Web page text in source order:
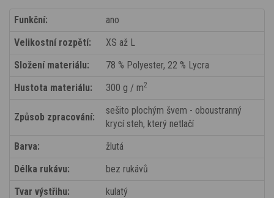
Funkční:
ano
Velikostní rozpětí:
XS až L
Složení materiálu:
78 % Polyester, 22 % Lycra
Hustota materiálu:
300 g / m2
Způsob zpracování:
sešito plochým švem - oboustranný
krycí steh, který netlačí
Barva:
žlutá
Délka rukávu:
bez rukávů
Tvar výstřihu:
kulatý